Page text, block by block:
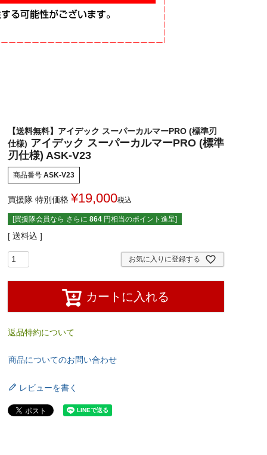
【送料無料】アイデック スーパーカルマーPRO (標準刃
仕様) アイデック スーパーカルマーPRO (標準
刃仕様) ASK-V23
商品番号 ASK-V23
買援隊 特別価格 ¥19,000税込
[買援隊会員なら さらに 864 円相当のポイント進呈]
送料込
お気に入りに登録する
カートに入れる
返品特約について
商品についてのお問い合わせ
レビューを書く